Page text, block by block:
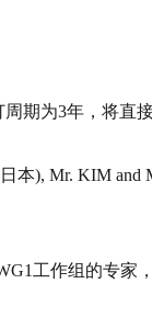
周期为3年，将直
日本), Mr. KIM and
工作组的专家